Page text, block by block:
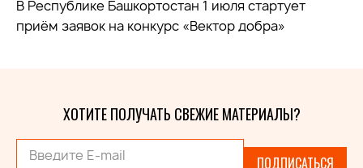
В Республике Башкортостан 1 июля стартует
приём заявок на конкурс «Вектор добра»
ХОТИТЕ ПОЛУЧАТЬ СВЕЖИЕ МАТЕРИАЛЫ?
ПОДПИСАТЬСЯ